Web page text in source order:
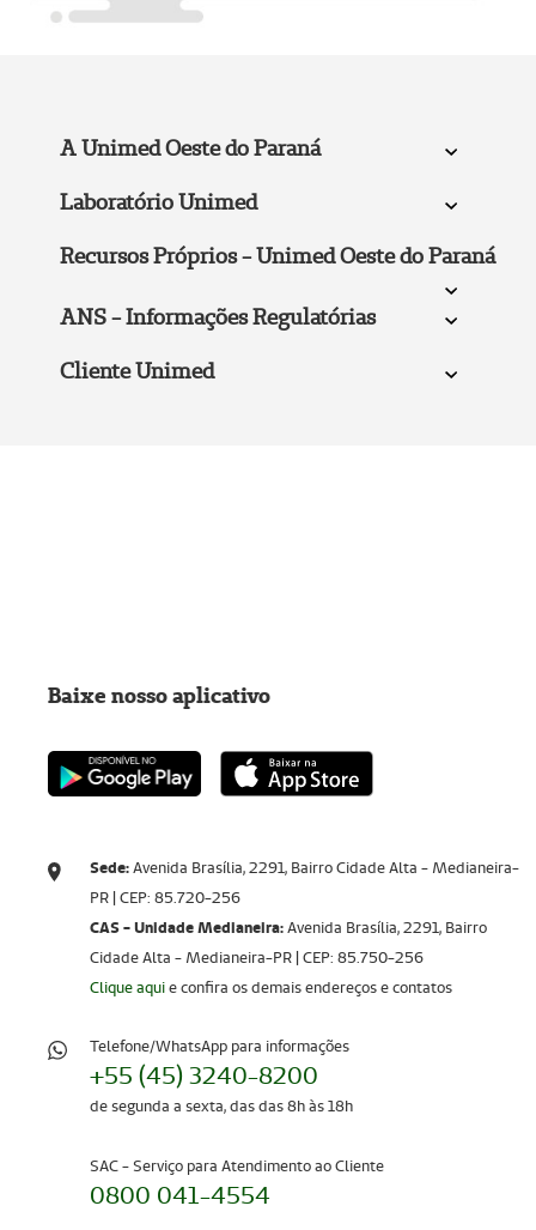
A Unimed Oeste do Paraná
Laboratório Unimed
Recursos Próprios - Unimed Oeste do Paraná
ANS - Informações Regulatórias
Cliente Unimed
Sede:Avenida Brasília, 2291, Bairro Cidade Alta - Medianeira-
PR | CEP: 85.720-256​​​​​​​
CAS - Unidade Medianeira:Avenida Brasília, 2291, Bairro
Cidade Alta - Medianeira-PR | CEP: 85.750-256
Clique aquie confira os demais endereços e contatos
Telefone/WhatsApp para informações
+55 (45) 3240-8200
de segunda a sexta, das das 8h às 18h
SAC - Serviço para Atendimento ao Cliente
0800 041-4554
Baixe nosso aplicativo